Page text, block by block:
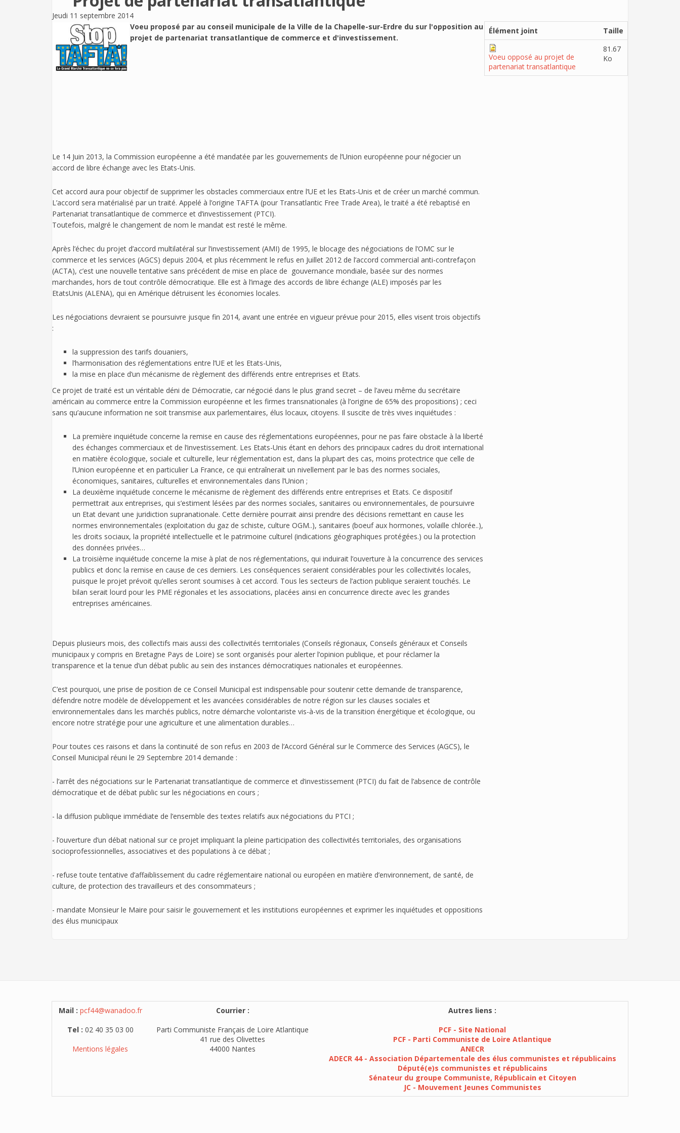
Jeudi 11 septembre 2014
Voeu proposé par au conseil municipale de la Ville de la Chapelle-sur-Erdre du sur l'opposition au
projet de partenariat transatlantique de commerce et d'investissement.
Le 14 Juin 2013, la Commission européenne a été mandatée par les gouvernements de l’Union européenne pour négocier un
accord de libre échange avec les Etats-Unis.
Cet accord aura pour objectif de supprimer les obstacles commerciaux entre l’UE et les Etats-Unis et de créer un marché commun.
L’accord sera matérialisé par un traité. Appelé à l’origine TAFTA (pour Transatlantic Free Trade Area), le traité a été rebaptisé en
Partenariat transatlantique de commerce et d’investissement (PTCI).
Toutefois, malgré le changement de nom le mandat est resté le même.
Après l’échec du projet d’accord multilatéral sur l’investissement (AMI) de 1995, le blocage des négociations de l’OMC sur le
commerce et les services (AGCS) depuis 2004, et plus récemment le refus en Juillet 2012 de l’accord commercial anti-contrefaçon
(ACTA), c’est une nouvelle tentative sans précédent de mise en place de gouvernance mondiale, basée sur des normes
marchandes, hors de tout contrôle démocratique. Elle est à l’image des accords de libre échange (ALE) imposés par les
EtatsUnis (ALENA), qui en Amérique détruisent les économies locales.
Les négociations devraient se poursuivre jusque fin 2014, avant une entrée en vigueur prévue pour 2015, elles visent trois objectifs
:
la suppression des tarifs douaniers,
l’harmonisation des réglementations entre l’UE et les Etats-Unis,
la mise en place d’un mécanisme de règlement des différends entre entreprises et Etats.
Ce projet de traité est un véritable déni de Démocratie, car négocié dans le plus grand secret – de l’aveu même du secrétaire
américain au commerce entre la Commission européenne et les firmes transnationales (à l’origine de 65% des propositions) ; ceci
sans qu’aucune information ne soit transmise aux parlementaires, élus locaux, citoyens. Il suscite de très vives inquiétudes :
La première inquiétude concerne la remise en cause des réglementations européennes, pour ne pas faire obstacle à la liberté
des échanges commerciaux et de l’investissement. Les Etats-Unis étant en dehors des principaux cadres du droit international
en matière écologique, sociale et culturelle, leur réglementation est, dans la plupart des cas, moins protectrice que celle de
l’Union européenne et en particulier La France, ce qui entraînerait un nivellement par le bas des normes sociales,
économiques, sanitaires, culturelles et environnementales dans l’Union ;
La deuxième inquiétude concerne le mécanisme de règlement des différends entre entreprises et Etats. Ce dispositif
permettrait aux entreprises, qui s’estiment lésées par des normes sociales, sanitaires ou environnementales, de poursuivre
un Etat devant une juridiction supranationale. Cette dernière pourrait ainsi prendre des décisions remettant en cause les
normes environnementales (exploitation du gaz de schiste, culture OGM..), sanitaires (boeuf aux hormones, volaille chlorée..),
les droits sociaux, la propriété intellectuelle et le patrimoine culturel (indications géographiques protégées.) ou la protection
des données privées…
La troisième inquiétude concerne la mise à plat de nos réglementations, qui induirait l’ouverture à la concurrence des services
publics et donc la remise en cause de ces derniers. Les conséquences seraient considérables pour les collectivités locales,
puisque le projet prévoit qu’elles seront soumises à cet accord. Tous les secteurs de l’action publique seraient touchés. Le
bilan serait lourd pour les PME régionales et les associations, placées ainsi en concurrence directe avec les grandes
entreprises américaines.
Depuis plusieurs mois, des collectifs mais aussi des collectivités territoriales (Conseils régionaux, Conseils généraux et Conseils
municipaux y compris en Bretagne Pays de Loire) se sont organisés pour alerter l’opinion publique, et pour réclamer la
transparence et la tenue d’un débat public au sein des instances démocratiques nationales et européennes.
C’est pourquoi, une prise de position de ce Conseil Municipal est indispensable pour soutenir cette demande de transparence,
défendre notre modèle de développement et les avancées considérables de notre région sur les clauses sociales et
environnementales dans les marchés publics, notre démarche volontariste vis-à-vis de la transition énergétique et écologique, ou
encore notre stratégie pour une agriculture et une alimentation durables…
Pour toutes ces raisons et dans la continuité de son refus en 2003 de l’Accord Général sur le Commerce des Services (AGCS), le
Conseil Municipal réuni le 29 Septembre 2014 demande :
- l’arrêt des négociations sur le Partenariat transatlantique de commerce et d’investissement (PTCI) du fait de l’absence de contrôle
démocratique et de débat public sur les négociations en cours ;
- la diffusion publique immédiate de l’ensemble des textes relatifs aux négociations du PTCI ;
- l’ouverture d’un débat national sur ce projet impliquant la pleine participation des collectivités territoriales, des organisations
socioprofessionnelles, associatives et des populations à ce débat ;
- refuse toute tentative d’affaiblissement du cadre réglementaire national ou européen en matière d’environnement, de santé, de
culture, de protection des travailleurs et des consommateurs ;
- mandate Monsieur le Maire pour saisir le gouvernement et les institutions européennes et exprimer les inquiétudes et oppositions
des élus municipaux
Élément joint Taille
Voeu opposé au projet de
partenariat transatlantique
81.67
Ko
Mail : pcf44@wanadoo.fr
Tel : 02 40 35 03 00
Mentions légales
Courrier :
Parti Communiste Français de Loire Atlantique
41 rue des Olivettes
44000 Nantes
Autres liens :
PCF - Site National
PCF - Parti Communiste de Loire Atlantique
ANECR
ADECR 44 - Association Départementale des élus communistes et républicains
Député(e)s communistes et républicains
Sénateur du groupe Communiste, Républicain et Citoyen
JC - Mouvement Jeunes Communistes